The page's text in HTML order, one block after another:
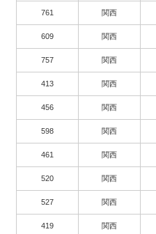
761 関西
609 関西
757 関西
413 関西
456 関西
598 関西
461 関西
520 関西
527 関西
419 関西